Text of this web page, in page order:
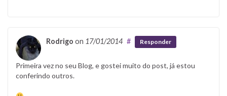
Rodrigo on 17/01/2014 # Responder
Primeira vez no seu Blog, e gostei muito do post, já estou
conferindo outros.